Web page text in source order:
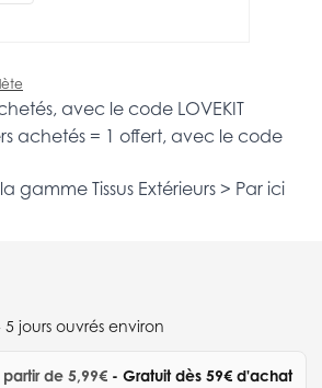
avec le code LOVEKIT
achetés = 1 offert, avec le code
la gamme Tissus Extérieurs > Par ici
5 jours ouvrés environ
partir de 5,99€ - Gratuit dès 59€ d'achat